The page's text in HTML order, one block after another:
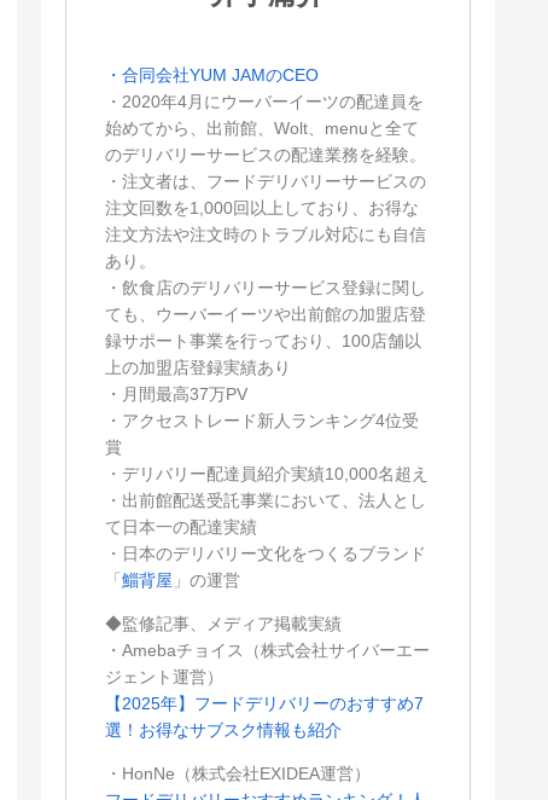
・合同会社YUM JAMのCEO
・2020年4月にウーバーイーツの配達員を
始めてから、出前館、Wolt、menuと全て
のデリバリーサービスの配達業務を経験。
・注文者は、フードデリバリーサービスの
注文回数を1,000回以上しており、お得な
注文方法や注文時のトラブル対応にも自信
あり。
・飲食店のデリバリーサービス登録に関し
ても、ウーバーイーツや出前館の加盟店登
録サポート事業を行っており、100店舗以
上の加盟店登録実績あり
・月間最高37万PV
・アクセストレード新人ランキング4位受
賞
・デリバリー配達員紹介実績10,000名超え
・出前館配送受託事業において、法人とし
て日本一の配達実績
・日本のデリバリー文化をつくるブランド
「 鯔背屋 」の運営
◆監修記事、メディア掲載実績
・Amebaチョイス（株式会社サイバーエー
ジェント運営）
【2025年】フードデリバリーのおすすめ7
選！お得なサブスク情報も紹介
・HonNe（株式会社EXIDEA運営）